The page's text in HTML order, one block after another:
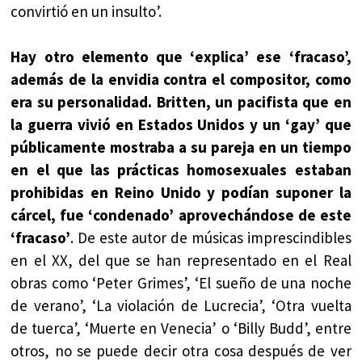
convirtió en un insulto’.
Hay otro elemento que ‘explica’ ese ‘fracaso’,
además de la envidia contra el compositor, como
era su personalidad. Britten, un pacifista que en
la guerra vivió en Estados Unidos y un ‘gay’ que
públicamente mostraba a su pareja en un tiempo
en el que las prácticas homosexuales estaban
prohibidas en Reino Unido y podían suponer la
cárcel, fue ‘condenado’ aprovechándose de este
‘fracaso’. De este autor de músicas imprescindibles
en el XX, del que se han representado en el Real
obras como ‘Peter Grimes’, ‘El sueño de una noche
de verano’, ‘La violación de Lucrecia’, ‘Otra vuelta
de tuerca’, ‘Muerte en Venecia’ o ‘Billy Budd’, entre
otros, no se puede decir otra cosa después de ver